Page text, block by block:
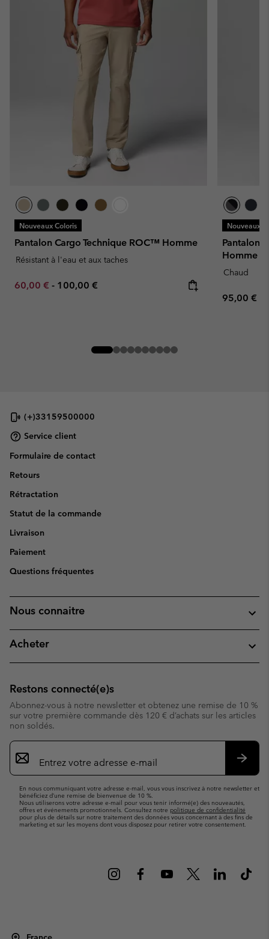
Nouveaux Coloris
Pantalon Cargo Technique ROC™ Homme
Résistant à l'eau et aux taches
Minimum sale price:
60,00 € - Maximum price:
100,00 €
Nouveaux
Pantalon
Homme
Chaud
Regular
95,00 €
(+)33159500000
Service client
Formulaire de contact
Retours
Rétractation
Statut de la commande
Livraison
Paiement
Questions fréquentes
Nous connaitre
Acheter
Restons connecté(e)s
Abonnez-vous à notre newsletter et obtenez une remise de 10 %
sur votre première commande dès 120 € d’achats sur les articles
non soldés.
Inscription
par
e-
En nous communiquant votre adresse e-mail, vous vous inscrivez à notre newsletter et
bénéficiez d’une remise de bienvenue de 10 %.
Nous utiliserons votre adresse e-mail pour vous tenir informé(e) des nouveautés,
offres et événements promotionnels. Consultez notre politique de confidentialité
pour plus de détails sur notre traitement des données vous concernant à des fins de
marketing et sur les moyens dont vous disposez pour retirer votre consentement.